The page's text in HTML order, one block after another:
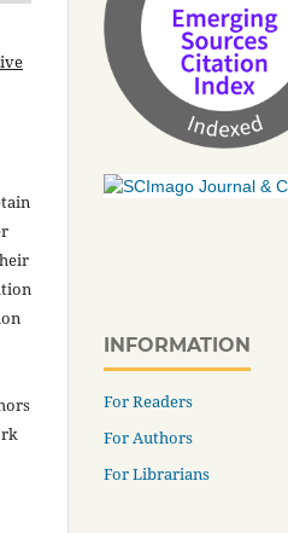
INFORMATION
For Readers
For Authors
For Librarians